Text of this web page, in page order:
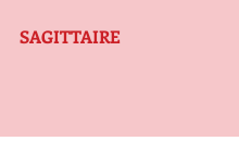
SAGITTAIRE